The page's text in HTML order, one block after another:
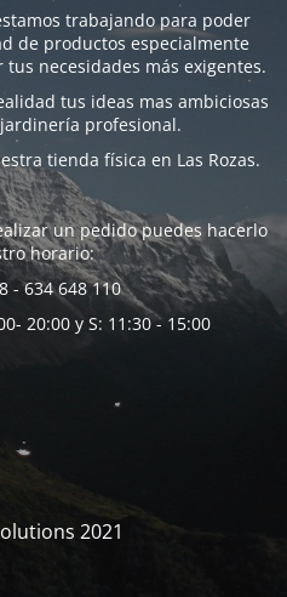
trabajando para poder
de productos especialmente
necesidades más exigentes.
tus ideas mas ambiciosas
profesional.
tienda física en Las Rozas.
un pedido puedes hacerlo
horario:
- 634 648 110
20:00 y S: 11:30 - 15:00
2021